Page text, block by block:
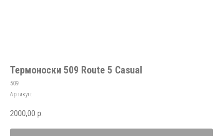
Термоноски 509 Route 5 Casual
509
Артикул:
2000,00 р.